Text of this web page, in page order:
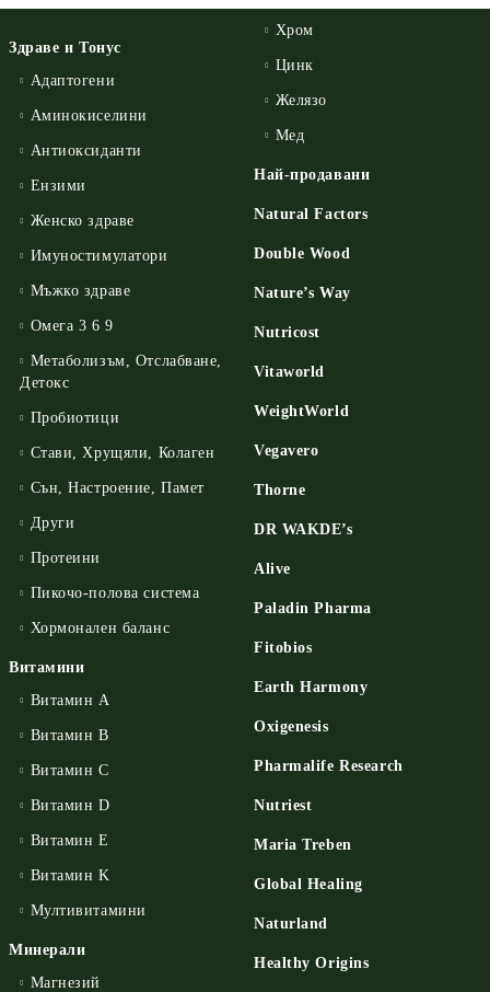
Здраве и Тонус
Адаптогени
Аминокиселини
Антиоксиданти
Ензими
Женско здраве
Имуностимулатори
Мъжко здраве
Омега 3 6 9
Метаболизъм, Отслабване,
Детокс
Пробиотици
Стави, Хрущяли, Колаген
Сън, Настроение, Памет
Други
Протеини
Пикочо-полова система
Хормонален баланс
Витамини
Витамин А
Витамин B
Витамин C
Витамин D
Витамин E
Витамин K
Мултивитамини
Минерали
Магнезий
Хром
Цинк
Желязо
Мед
Най-продавани
Natural Factors
Double Wood
Nature’s Way
Nutricost
Vitaworld
WeightWorld
Vegavero
Thorne
DR WAKDE’s
Alive
Paladin Pharma
Fitobios
Earth Harmony
Oxigenesis
Pharmalife Research
Nutriest
Maria Treben
Global Healing
Naturland
Healthy Origins